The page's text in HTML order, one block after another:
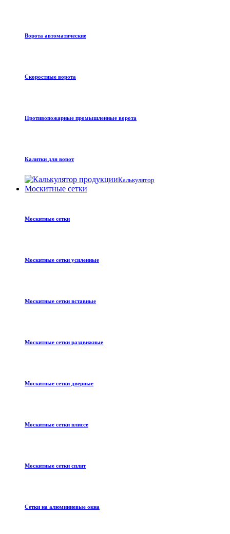
Ворота автоматические
Скоростные ворота
Противопожарные промышленные ворота
Калитки для ворот
Калькулятор
Москитные сетки
Москитные сетки
Москитные сетки усиленные
Москитные сетки вставные
Москитные сетки раздвижные
Москитные сетки дверные
Москитные сетки плиссе
Москитные сетки сплит
Сетки на алюминиевые окна